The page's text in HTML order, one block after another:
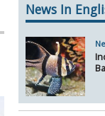
News In